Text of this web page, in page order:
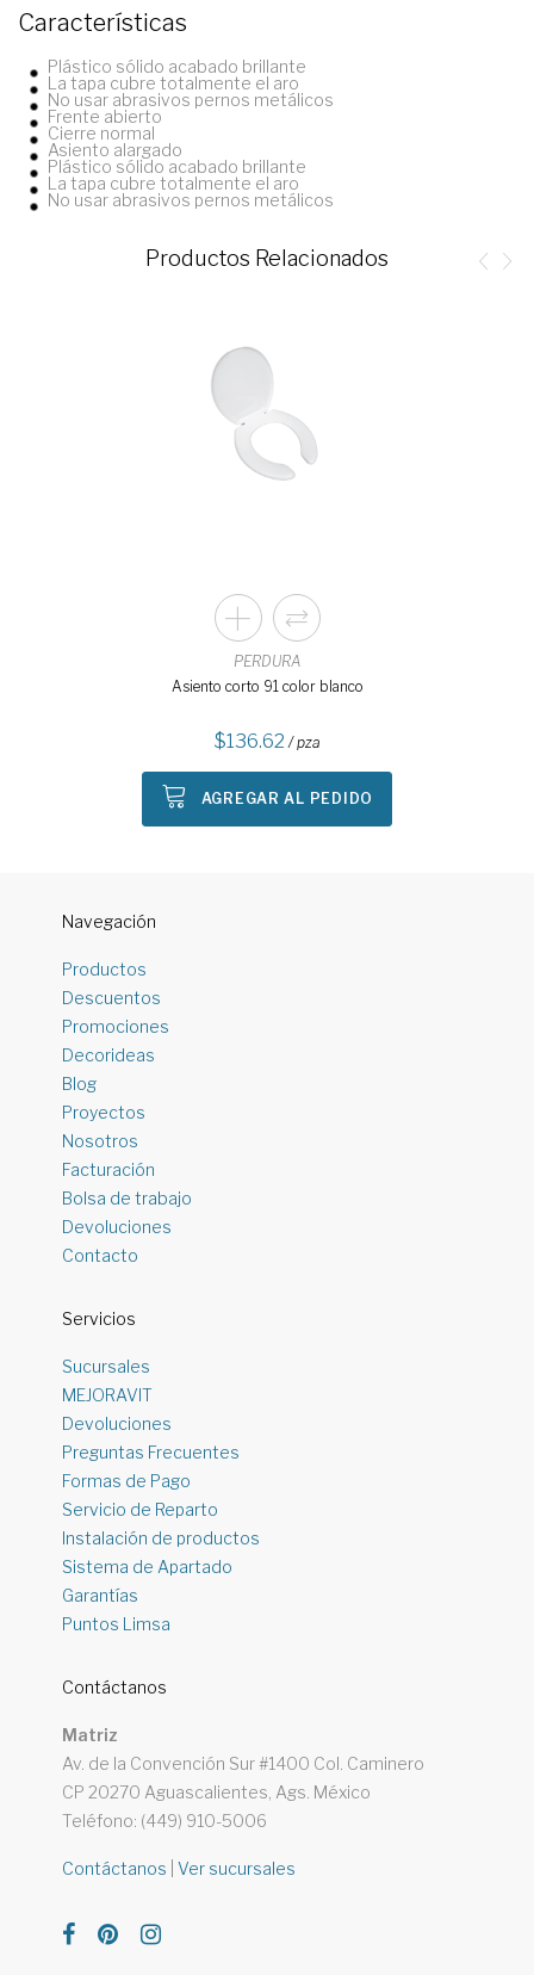
Características
Plástico sólido acabado brillante
La tapa cubre totalmente el aro
No usar abrasivos pernos metálicos
Frente abierto
Cierre normal
Asiento alargado
Plástico sólido acabado brillante
La tapa cubre totalmente el aro
No usar abrasivos pernos metálicos
Productos Relacionados
PERDURA
Asiento corto 91 color blanco
136.62 / pza
AGREGAR AL PEDIDO
Navegación
Productos
Descuentos
Promociones
Decorideas
Blog
Proyectos
Nosotros
Facturación
Bolsa de trabajo
Devoluciones
Contacto
Servicios
Sucursales
MEJORAVIT
Devoluciones
Preguntas Frecuentes
Formas de Pago
Servicio de Reparto
Instalación de productos
Sistema de Apartado
Garantías
Puntos Limsa
Contáctanos
Matriz
Av. de la Convención Sur #1400 Col. Caminero
CP 20270 Aguascalientes, Ags. México
Teléfono: (449) 910-5006
Contáctanos |Ver sucursales